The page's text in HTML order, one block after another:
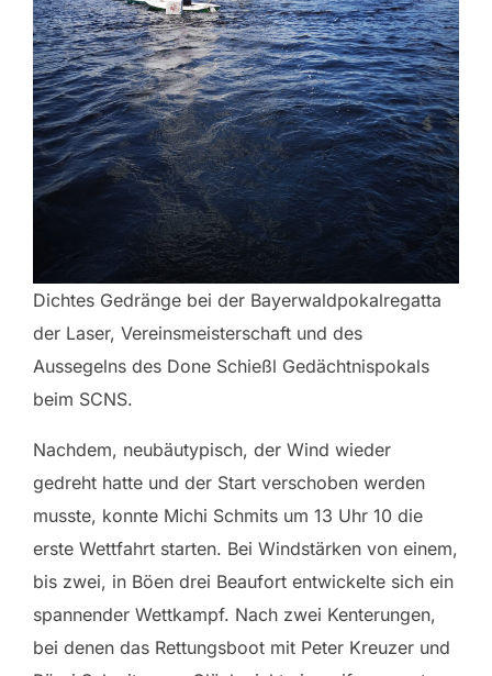
Dichtes Gedränge bei der Bayerwaldpokalregatta
der Laser, Vereinsmeisterschaft und des
Aussegelns des Done Schießl Gedächtnispokals
beim SCNS.
Nachdem, neubäutypisch, der Wind wieder
gedreht hatte und der Start verschoben werden
musste, konnte Michi Schmits um 13 Uhr 10 die
erste Wettfahrt starten. Bei Windstärken von einem,
bis zwei, in Böen drei Beaufort entwickelte sich ein
spannender Wettkampf. Nach zwei Kenterungen,
bei denen das Rettungsboot mit Peter Kreuzer und